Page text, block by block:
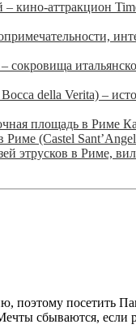
поэтому посетить
сбываются,